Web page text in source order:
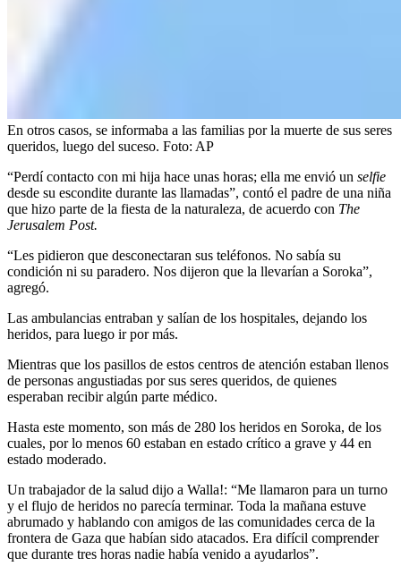
En otros casos, se informaba a las familias por la muerte de sus seres
queridos, luego del suceso. Foto: AP
“Perdí contacto con mi hija hace unas horas; ella me envió un selfie
desde su escondite durante las llamadas”, contó el padre de una niña
que hizo parte de la fiesta de la naturaleza, de acuerdo con The
Jerusalem Post.
“Les pidieron que desconectaran sus teléfonos. No sabía su
condición ni su paradero. Nos dijeron que la llevarían a Soroka”,
agregó.
Las ambulancias entraban y salían de los hospitales, dejando los
heridos, para luego ir por más.
Mientras que los pasillos de estos centros de atención estaban llenos
de personas angustiadas por sus seres queridos, de quienes
esperaban recibir algún parte médico.
Hasta este momento, son más de 280 los heridos en Soroka, de los
cuales, por lo menos 60 estaban en estado crítico a grave y 44 en
estado moderado.
Un trabajador de la salud dijo a Walla!: “Me llamaron para un turno
y el flujo de heridos no parecía terminar. Toda la mañana estuve
abrumado y hablando con amigos de las comunidades cerca de la
frontera de Gaza que habían sido atacados. Era difícil comprender
que durante tres horas nadie había venido a ayudarlos”.